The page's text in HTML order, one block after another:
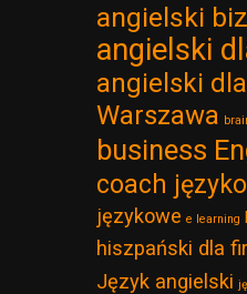
angielski
angielski
angielski
Warszawa
business
coach
językowe e learning
hiszpański dla
Język angielski